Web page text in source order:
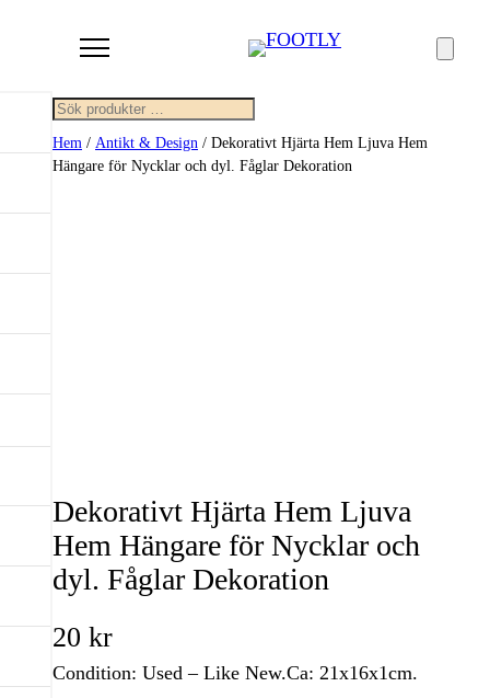
Sök
Hem / Antikt & Design / Dekorativt Hjärta Hem Ljuva Hem
Hängare för Nycklar och dyl. Fåglar Dekoration
Dekorativt Hjärta Hem Ljuva
Hem Hängare för Nycklar och
dyl. Fåglar Dekoration
20 kr
Condition: Used – Like New.Ca: 21x16x1cm.